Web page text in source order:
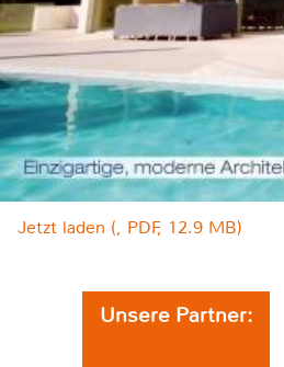
Jetzt laden (, PDF, 12.9 MB)
Unsere Partner: